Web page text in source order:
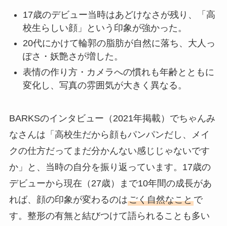
17歳のデビュー当時はあどけなさが残り、「高
校生らしい顔」という印象が強かった。
20代にかけて輪郭の脂肪が自然に落ち、大人っ
ぽさ・妖艶さが増した。
表情の作り方・カメラへの慣れも年齢とともに
変化し、写真の雰囲気が大きく異なる。
BARKSのインタビュー（2021年掲載）でちゃんみ
なさんは「高校生だから顔もパンパンだし、メイ
クの仕方だってまだ分かんない感じじゃないです
か」と、当時の自分を振り返っています。17歳の
デビューから現在（27歳）まで10年間の成長があ
れば、顔の印象が変わるのはごく自然なことで
す。整形の有無と結びつけて語られることも多い